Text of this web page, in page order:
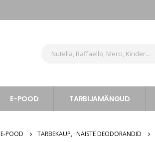
E-POOD TARBIJAMÄNGUD
E-POOD TARBEKAUP, NAISTE DEODORANDID